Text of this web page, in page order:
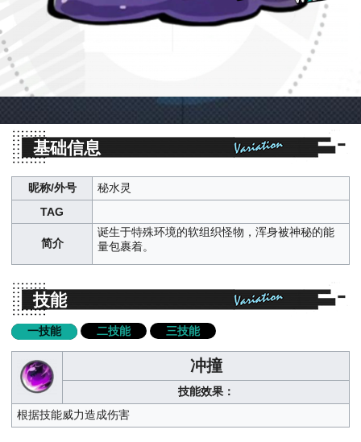
基础信息
昵称/外号
秘水灵
TAG
简介
诞生于特殊环境的软组织怪物，浑身被神秘的能
量包裹着。
技能
一技能 二技能 三技能
冲撞
技能效果：
根据技能威力造成伤害